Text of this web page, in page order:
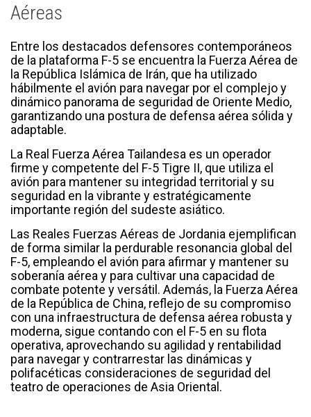
Aéreas
Entre los destacados defensores contemporáneos
de la plataforma F-5 se encuentra la Fuerza Aérea de
la República Islámica de Irán, que ha utilizado
hábilmente el avión para navegar por el complejo y
dinámico panorama de seguridad de Oriente Medio,
garantizando una postura de defensa aérea sólida y
adaptable.
La Real Fuerza Aérea Tailandesa es un operador
firme y competente del F-5 Tigre II, que utiliza el
avión para mantener su integridad territorial y su
seguridad en la vibrante y estratégicamente
importante región del sudeste asiático.
Las Reales Fuerzas Aéreas de Jordania ejemplifican
de forma similar la perdurable resonancia global del
F-5, empleando el avión para afirmar y mantener su
soberanía aérea y para cultivar una capacidad de
combate potente y versátil. Además, la Fuerza Aérea
de la República de China, reflejo de su compromiso
con una infraestructura de defensa aérea robusta y
moderna, sigue contando con el F-5 en su flota
operativa, aprovechando su agilidad y rentabilidad
para navegar y contrarrestar las dinámicas y
polifacéticas consideraciones de seguridad del
teatro de operaciones de Asia Oriental.